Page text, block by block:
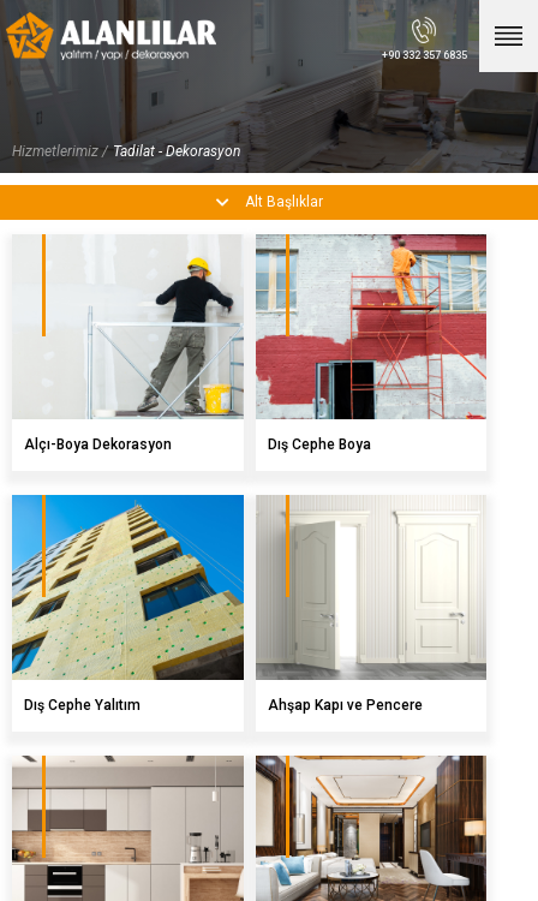
+90 332 357 6835
×
Hizmetlerimiz / Tadilat - Dekorasyon
Alt Başlıklar
Alçı-Boya Dekorasyon Dış Cephe Boya
Dış Cephe Yalıtım Ahşap Kapı ve Pencere
×
Sonraki Hizmet
Tadilat - Dekorasyon
İnşaat
Hırdavat - Nalburiye
Kurumsal
Bayiliklerimiz